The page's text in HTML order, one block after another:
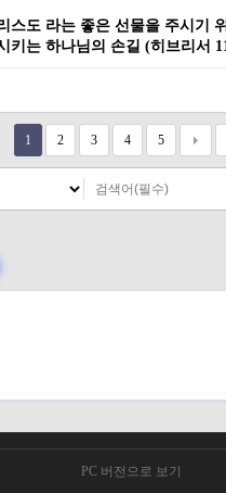
스도 라는 좋은 선물을 주시기
키는 하나님의 손길 (히브리서
1 2 3 4 5
PC 버전으로 보기